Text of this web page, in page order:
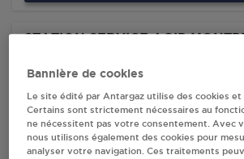
STATION SERVICE AGIP
544 AVENUE PAUL RIMBAUD
34000MONTPELLIER
S'Y RENDRE
Bannière de cookies
Le site édité par Antargaz utilise des cookies et
Certains sont strictement nécessaires au
ne nécessitent pas votre consentement. Avec
nous utilisons également des cookies pour
analyser votre navigation. Ces traitements